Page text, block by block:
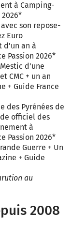
à Camping-
2026*
son repose-
Euro
d’un an à
Passion 2026*
d’une
CMC + un an
+ Guide France
des Pyrénées de
officiel des
à
Passion 2026*
Guerre + Un
+ Guide
au
2008